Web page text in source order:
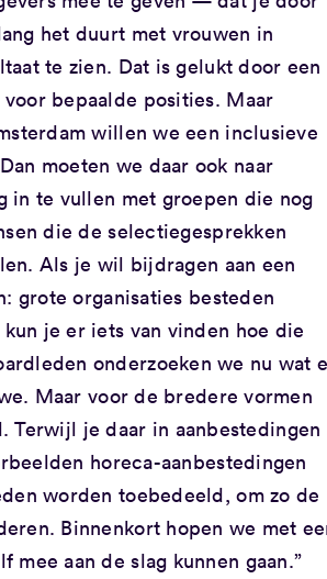
het duurt met vrouwen in
te zien. Dat is gelukt door een
bepaalde posities. Maar
willen we een inclusieve
moeten we daar ook naar
in te vullen met groepen die nog
die de selectiegesprekken
Als je wil bijdragen aan een
grote organisaties besteden
je er iets van vinden hoe die
onderzoeken we nu wat
Maar voor de bredere vormen
Terwijl je daar in aanbestedingen
horeca-aanbestedingen
worden toebedeeld, om zo de
Binnenkort hopen we met
aan de slag kunnen gaan.”